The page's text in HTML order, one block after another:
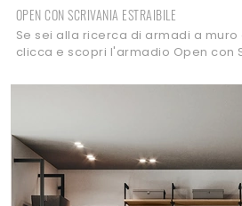
OPEN CON SCRIVANIA ESTRAIBILE
Se sei alla ricerca di armadi a
clicca e scopri l'armadio Open con